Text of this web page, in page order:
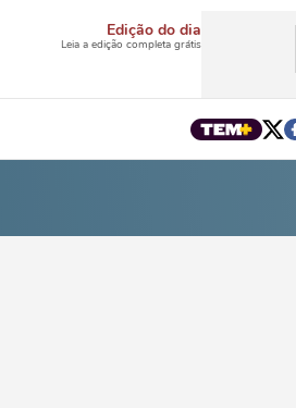
Edição do dia
Leia a edição completa grátis